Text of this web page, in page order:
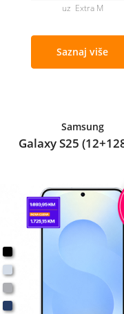
uz Extra M
Saznaj više
Samsung
Galaxy S25